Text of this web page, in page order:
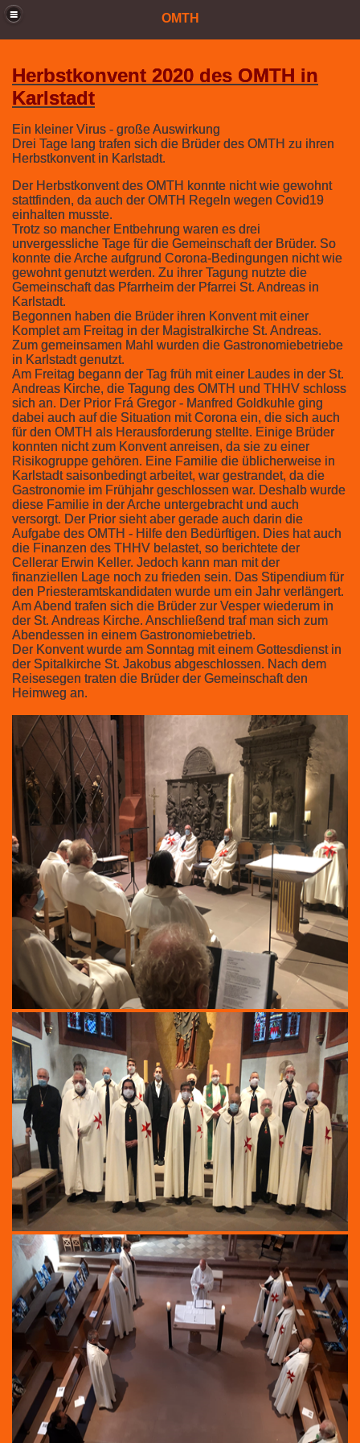
OMTH
Herbstkonvent 2020 des OMTH in
Karlstadt
Ein kleiner Virus - große Auswirkung
Drei Tage lang trafen sich die Brüder des OMTH zu ihren
Herbstkonvent in Karlstadt.
Der Herbstkonvent des OMTH konnte nicht wie gewohnt
stattfinden, da auch der OMTH Regeln wegen Covid19
einhalten musste.
Trotz so mancher Entbehrung waren es drei
unvergessliche Tage für die Gemeinschaft der Brüder. So
konnte die Arche aufgrund Corona-Bedingungen nicht wie
gewohnt genutzt werden. Zu ihrer Tagung nutzte die
Gemeinschaft das Pfarrheim der Pfarrei St. Andreas in
Karlstadt.
Begonnen haben die Brüder ihren Konvent mit einer
Komplet am Freitag in der Magistralkirche St. Andreas.
Zum gemeinsamen Mahl wurden die Gastronomiebetriebe
in Karlstadt genutzt.
Am Freitag begann der Tag früh mit einer Laudes in der St.
Andreas Kirche, die Tagung des OMTH und THHV schloss
sich an. Der Prior Frá Gregor - Manfred Goldkuhle ging
dabei auch auf die Situation mit Corona ein, die sich auch
für den OMTH als Herausforderung stellte. Einige Brüder
konnten nicht zum Konvent anreisen, da sie zu einer
Risikogruppe gehören. Eine Familie die üblicherweise in
Karlstadt saisonbedingt arbeitet, war gestrandet, da die
Gastronomie im Frühjahr geschlossen war. Deshalb wurde
diese Familie in der Arche untergebracht und auch
versorgt. Der Prior sieht aber gerade auch darin die
Aufgabe des OMTH - Hilfe den Bedürftigen. Dies hat auch
die Finanzen des THHV belastet, so berichtete der
Cellerar Erwin Keller. Jedoch kann man mit der
finanziellen Lage noch zu frieden sein. Das Stipendium für
den Priesteramtskandidaten wurde um ein Jahr verlängert.
Am Abend trafen sich die Brüder zur Vesper wiederum in
der St. Andreas Kirche. Anschließend traf man sich zum
Abendessen in einem Gastronomiebetrieb.
Der Konvent wurde am Sonntag mit einem Gottesdienst in
der Spitalkirche St. Jakobus abgeschlossen. Nach dem
Reisesegen traten die Brüder der Gemeinschaft den
Heimweg an.